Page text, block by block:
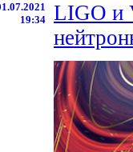
19:34
LIGO и